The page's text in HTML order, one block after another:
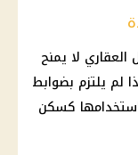
لا يمنح
لم يلتزم بضوابط
كسكن